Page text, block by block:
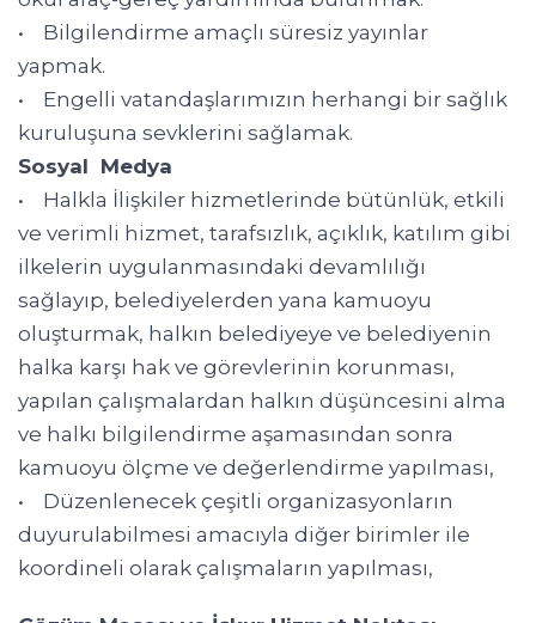
• Bilgilendirme amaçlı süresiz yayınlar
yapmak.
• Engelli vatandaşlarımızın herhangi bir sağlık
kuruluşuna sevklerini sağlamak.
Sosyal Medya
• Halkla İlişkiler hizmetlerinde bütünlük, etkili
ve verimli hizmet, tarafsızlık, açıklık, katılım gibi
ilkelerin uygulanmasındaki devamlılığı
sağlayıp, belediyelerden yana kamuoyu
oluşturmak, halkın belediyeye ve belediyenin
halka karşı hak ve görevlerinin korunması,
yapılan çalışmalardan halkın düşüncesini alma
ve halkı bilgilendirme aşamasından sonra
kamuoyu ölçme ve değerlendirme yapılması,
• Düzenlenecek çeşitli organizasyonların
duyurulabilmesi amacıyla diğer birimler ile
koordineli olarak çalışmaların yapılması,